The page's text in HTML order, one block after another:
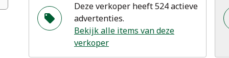
Deze verkoper heeft 524 actieve
advertenties.
Bekijk alle items van deze
verkoper